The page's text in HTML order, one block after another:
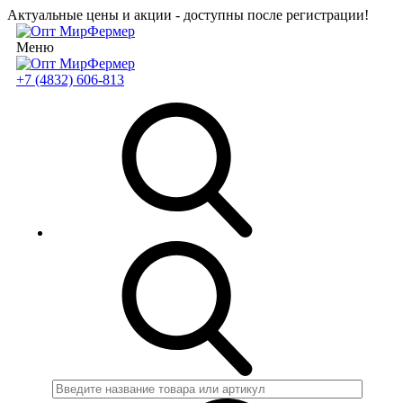
Актуальные цены и акции - доступны после регистрации!
Меню
+7 (4832) 606-813